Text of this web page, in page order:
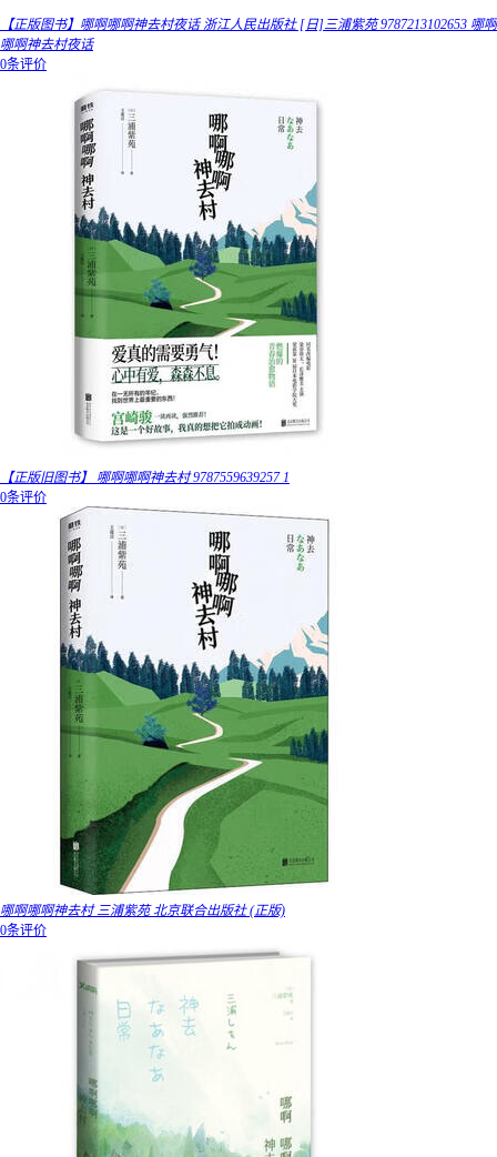
【正版图书】哪啊哪啊神去村夜话 浙江人民出版社 [日]三浦紫苑 9787213102653 哪啊
哪啊神去村夜话
0条评价
【正版旧图书】 哪啊哪啊神去村 9787559639257 1
0条评价
哪啊哪啊神去村 三浦紫苑 北京联合出版社 (正版)
0条评价